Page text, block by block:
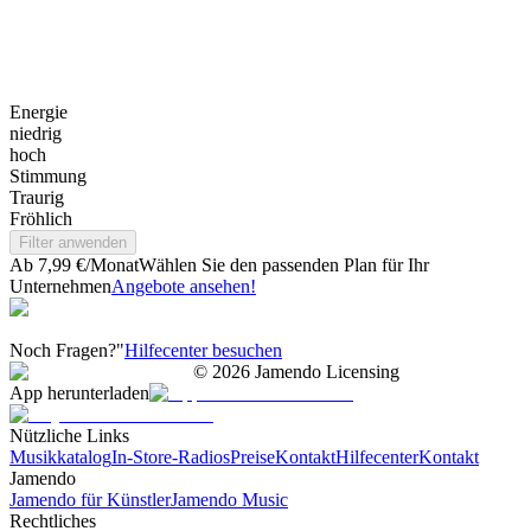
Energie
niedrig
hoch
Stimmung
Traurig
Fröhlich
Filter anwenden
Ab 7,99 €/MonatWählen Sie den passenden Plan für Ihr
UnternehmenAngebote ansehen!
Noch Fragen?"Hilfecenter besuchen
© 2026 Jamendo Licensing
App herunterladen
Nützliche Links
MusikkatalogIn-Store-RadiosPreiseKontaktHilfecenterKontakt
Jamendo
Jamendo für KünstlerJamendo Music
Rechtliches